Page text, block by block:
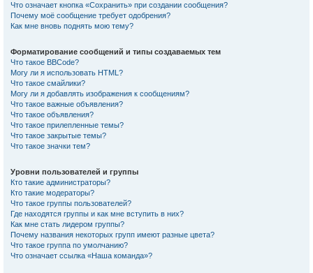
Что означает кнопка «Сохранить» при создании сообщения?
Почему моё сообщение требует одобрения?
Как мне вновь поднять мою тему?
Форматирование сообщений и типы создаваемых тем
Что такое BBCode?
Могу ли я использовать HTML?
Что такое смайлики?
Могу ли я добавлять изображения к сообщениям?
Что такое важные объявления?
Что такое объявления?
Что такое прилепленные темы?
Что такое закрытые темы?
Что такое значки тем?
Уровни пользователей и группы
Кто такие администраторы?
Кто такие модераторы?
Что такое группы пользователей?
Где находятся группы и как мне вступить в них?
Как мне стать лидером группы?
Почему названия некоторых групп имеют разные цвета?
Что такое группа по умолчанию?
Что означает ссылка «Наша команда»?